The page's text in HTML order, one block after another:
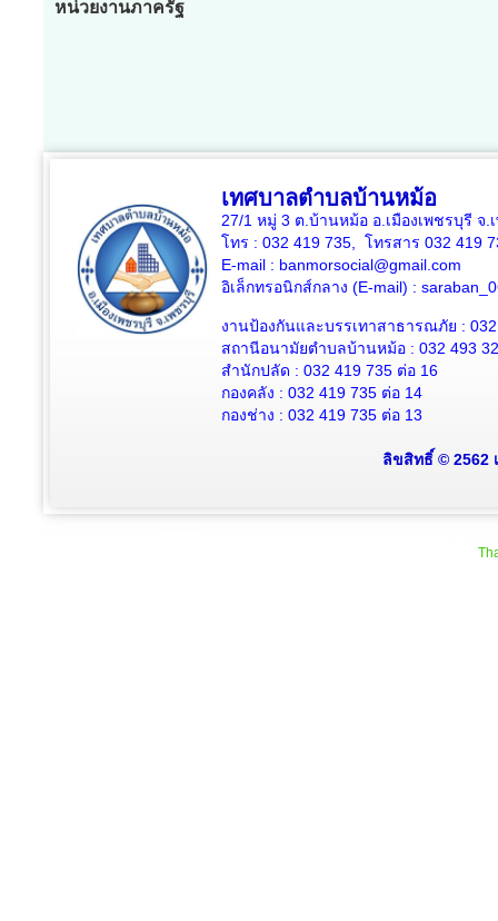
หน่วยงานภาครัฐ
เทศบาลตำบลบ้านหม้อ
27/1 หมู่ 3 ต.บ้านหม้อ อ.เมืองเพชรบุรี จ.
โทร : 032 419 735, โทรสาร 032 419
E-mail : banmorsocial@gmail.com
อิเล็กทรอนิกส์กลาง (E-mail) :
งานป้องกันและบรรเทาสาธารณภัย :
สถานีอนามัยตำบลบ้านหม้อ : 032 493
สำนักปลัด : 032 419 735 ต่อ 16
กองคลัง : 032 419 735 ต่อ 14
กองช่าง : 032 419 735 ต่อ 13
ลิขสิทธิ์ © 2562